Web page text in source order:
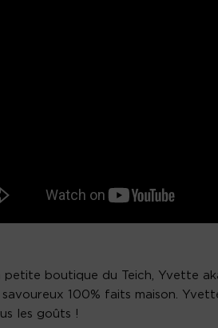
petite boutique du Teich, Yvette
savoureux 100% faits maison.
les goûts !